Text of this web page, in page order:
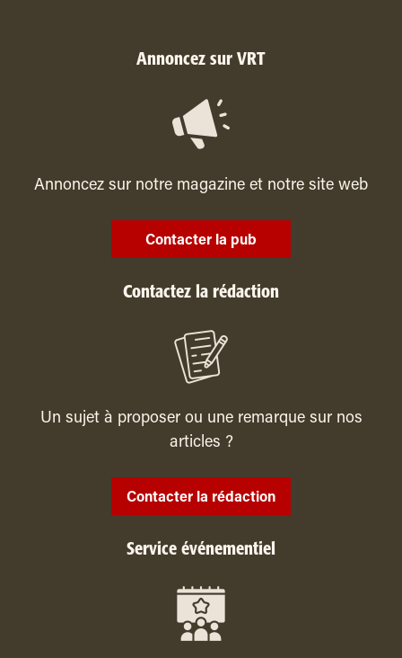
Annoncez sur VRT
Annoncez sur notre magazine et notre site web
Contacter la pub
Contactez la rédaction
Un sujet à proposer ou une remarque sur nos
articles ?
Contacter la rédaction
Service événementiel